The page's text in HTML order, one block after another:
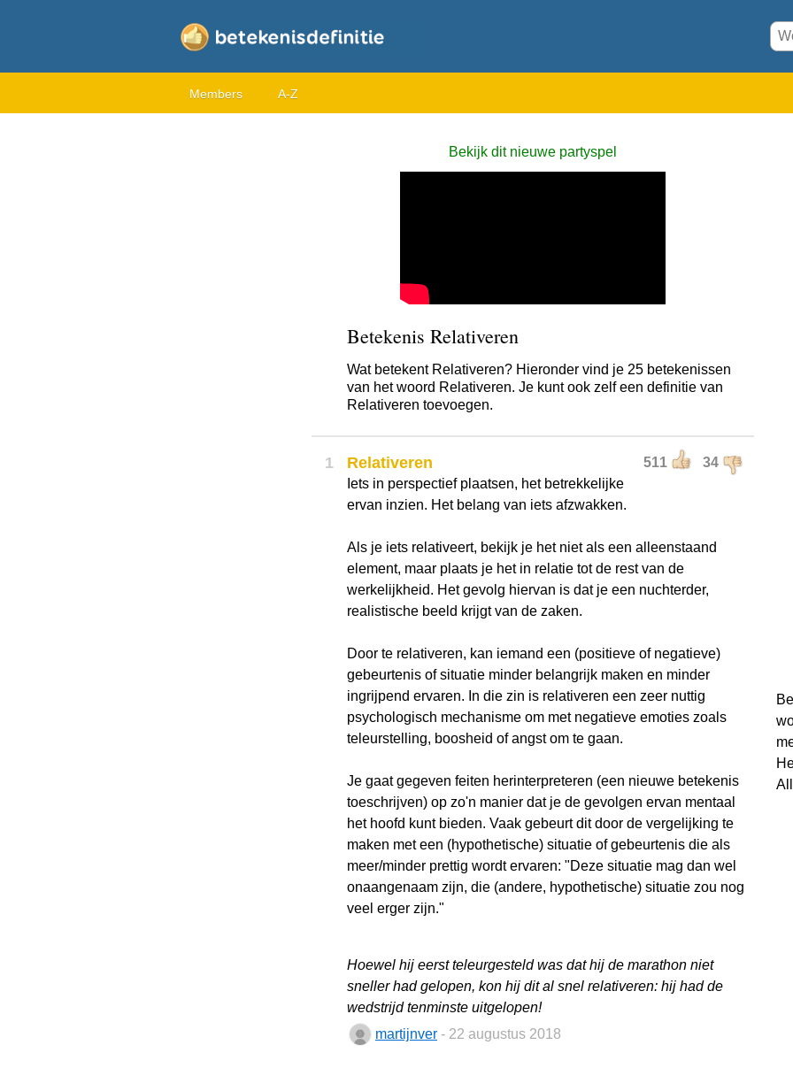
Members A-Z
Bekijk dit nieuwe partyspel
Betekenis Relativeren
Wat betekent Relativeren? Hieronder vind je 25 betekenissen
van het woord Relativeren. Je kunt ook zelf een definitie van
Relativeren toevoegen.
1 511 34
Relativeren
Iets in perspectief plaatsen, het betrekkelijke
ervan inzien. Het belang van iets afzwakken.
Als je iets relativeert, bekijk je het niet als een alleenstaand
element, maar plaats je het in relatie tot de rest van de
werkelijkheid. Het gevolg hiervan is dat je een nuchterder,
realistische beeld krijgt van de zaken.
Door te relativeren, kan iemand een (positieve of negatieve)
gebeurtenis of situatie minder belangrijk maken en minder
ingrijpend ervaren. In die zin is relativeren een zeer nuttig
psychologisch mechanisme om met negatieve emoties zoals
teleurstelling, boosheid of angst om te gaan.
Je gaat gegeven feiten herinterpreteren (een nieuwe betekenis
toeschrijven) op zo'n manier dat je de gevolgen ervan mentaal
het hoofd kunt bieden. Vaak gebeurt dit door de vergelijking te
maken met een (hypothetische) situatie of gebeurtenis die als
meer/minder prettig wordt ervaren: "Deze situatie mag dan wel
onaangenaam zijn, die (andere, hypothetische) situatie zou nog
veel erger zijn."
Hoewel hij eerst teleurgesteld was dat hij de marathon niet
sneller had gelopen, kon hij dit al snel relativeren: hij had de
wedstrijd tenminste uitgelopen!
martijnver - 22 augustus 2018